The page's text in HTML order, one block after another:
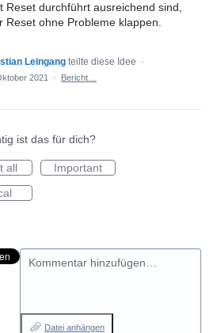
Reset durchführt ausreichend sind,
Reset ohne Probleme klappen.
Leingang teilte diese Idee
·
2021
· Bericht…
ist das für dich?
all
Important
Kommentar hinzufügen…
Datei anhängen